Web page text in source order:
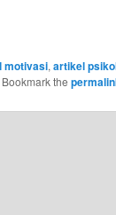
motivasi, artikel
the